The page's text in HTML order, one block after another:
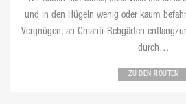
und in den Hügeln wenig oder kaum
Vergnügen, an Chianti-Rebgärten
durch…
ZU DEN ROUTEN